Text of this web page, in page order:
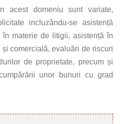
acest domeniu sunt variate,
incluzându-se asistență
materie de litigii, asistență în
comercială, evaluări de riscuri
de proprietate, precum și
unor bunuri cu grad